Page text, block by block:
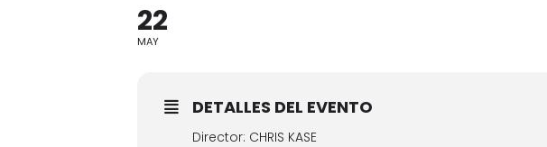
22
MAY
DETALLES DEL EVENTO
Director: CHRIS KASE